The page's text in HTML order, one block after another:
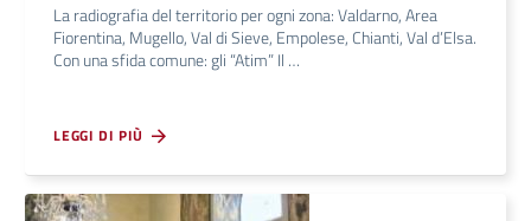
La radiografia del territorio per ogni zona: Valdarno, Area
Fiorentina, Mugello, Val di Sieve, Empolese, Chianti, Val d’Elsa.
Con una sfida comune: gli “Atim” Il …
LEGGI DI PIÙ